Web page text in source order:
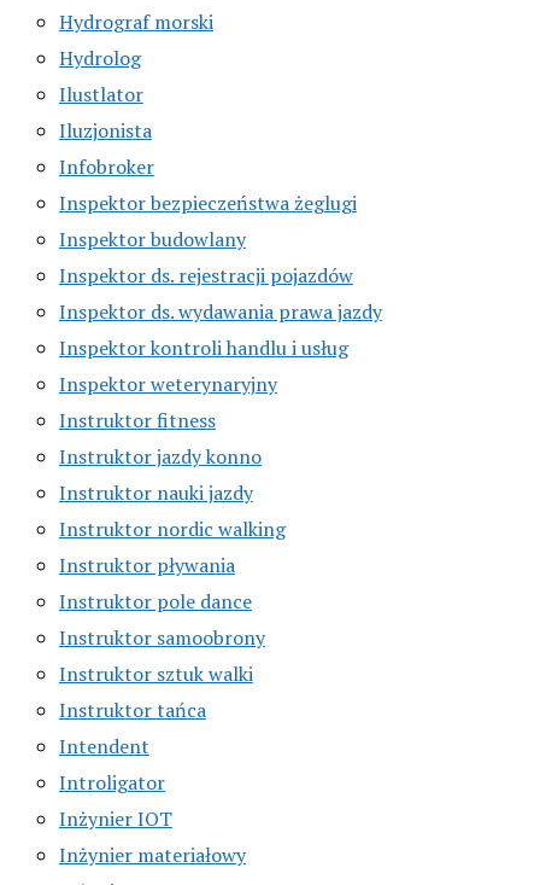
Hydrograf morski
Hydrolog
Ilustlator
Iluzjonista
Infobroker
Inspektor bezpieczeństwa żeglugi
Inspektor budowlany
Inspektor ds. rejestracji pojazdów
Inspektor ds. wydawania prawa jazdy
Inspektor kontroli handlu i usług
Inspektor weterynaryjny
Instruktor fitness
Instruktor jazdy konno
Instruktor nauki jazdy
Instruktor nordic walking
Instruktor pływania
Instruktor pole dance
Instruktor samoobrony
Instruktor sztuk walki
Instruktor tańca
Intendent
Introligator
Inżynier IOT
Inżynier materiałowy